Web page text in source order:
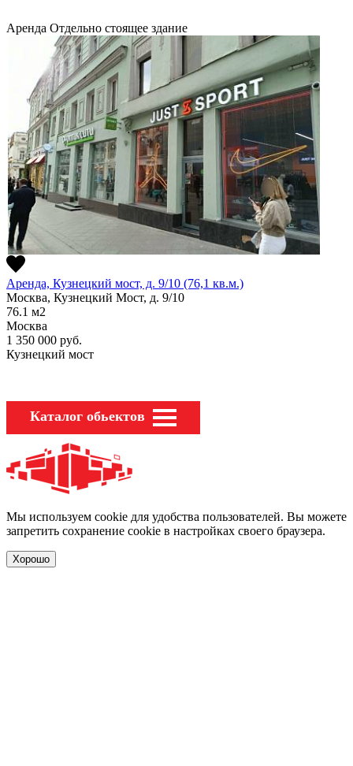
Аренда Отдельно стоящее здание
Аренда, Кузнецкий мост, д. 9/10 (76,1 кв.м.)
Москва, Кузнецкий Мост, д. 9/10
76.1 м2
Москва
1 350 000 руб.
Кузнецкий мост
Каталог обьектов
Мы используем cookie для удобства пользователей. Вы можете
запретить сохранение cookie в настройках своего браузера.
Хорошо